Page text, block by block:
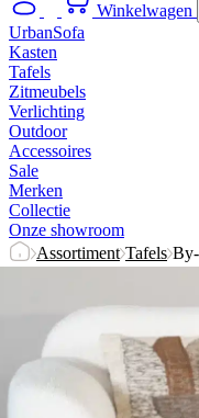
Winkelwagen
UrbanSofa
Kasten
Tafels
Zitmeubels
Verlichting
Outdoor
Accessoires
Sale
Merken
Collectie
Onze showroom
Assortiment Tafels